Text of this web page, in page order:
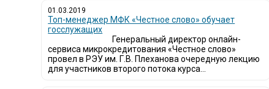
01.03.2019
Топ-менеджер МФК «Честное слово» обучает
госслужащих
Генеральный директор онлайн-
сервиса микрокредитования «Честное слово»
провел в РЭУ им. Г.В. Плеханова очередную лекцию
для участников второго потока курса...